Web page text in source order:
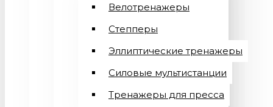
Велотренажеры
Степперы
Эллиптические тренажеры
Силовые мультистанции
Тренажеры для пресса